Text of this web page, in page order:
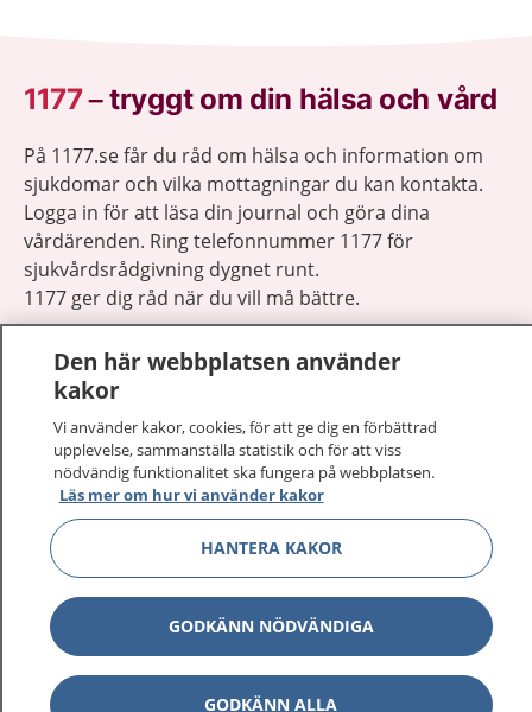
1177–tryggt om din hälsa och vård
På 1177.se får du råd om hälsa och information om
sjukdomar och vilka mottagningar du kan kontakta.
Logga in för att läsa din journal och göra dina
vårdärenden. Ring telefonnummer 1177 för
sjukvårdsrådgivning dygnet runt.
1177 ger dig råd när du vill må bättre.
1177 på flera språk
Om 1177
Kontakt Visa
Den här webbplatsen använder
kakor
Vi använder kakor, cookies, för att ge dig en förbättrad
upplevelse, sammanställa statistik och för att viss
nödvändig funktionalitet ska fungera på webbplatsen.
Läs mer om hur vi använder kakor
HANTERA KAKOR
GODKÄNN NÖDVÄNDIGA
GODKÄNN ALLA